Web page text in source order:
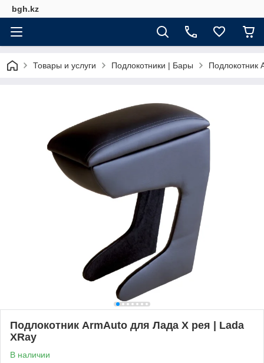
bgh.kz
Товары и услуги Подлокотники | Бары Подлокотник
Подлокотник ArmAuto для Лада Х рея | Lada
XRay
В наличии